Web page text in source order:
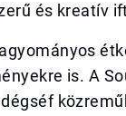
és kreatív
is. A